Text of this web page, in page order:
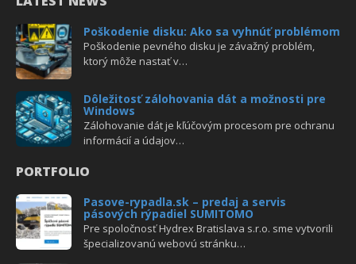
Poškodenie disku: Ako sa vyhnúť problémom
Poškodenie pevného disku je závažný problém,
ktorý môže nastať v…
Dôležitosť zálohovania dát a možnosti pre
Windows
Zálohovanie dát je kľúčovým procesom pre ochranu
informácií a údajov…
PORTFOLIO
Pasove-rypadla.sk – predaj a servis
pásových rýpadiel SUMITOMO
Pre spoločnosť Hydrex Bratislava s.r.o. sme vytvorili
špecializovanú webovú stránku…